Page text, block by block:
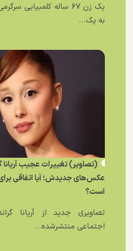
یک زن ۶۷ ساله کلمبیایی
به یک...
(تصاویر) تغییرات عجیب آریانا
عکس‌های جدیدش؛ آیا اتفاقی برای
است؟
تصاویری جدید از آریانا
اجتماعی منتشرشده...